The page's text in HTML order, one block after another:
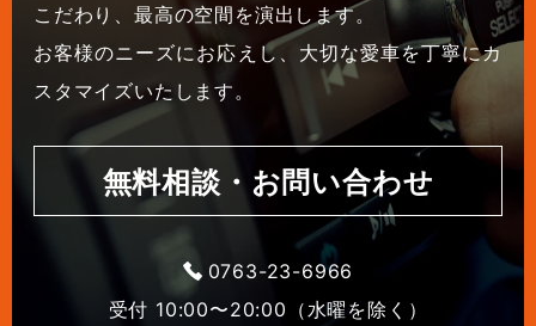
こだわり、最高の空間を演出します。
お客様のニーズにお応えし、大切な愛車を丁寧にカ
スタマイズいたします。
無料相談・お問い合わせ
0763-23-6966
受付 10:00〜20:00（水曜を除く）